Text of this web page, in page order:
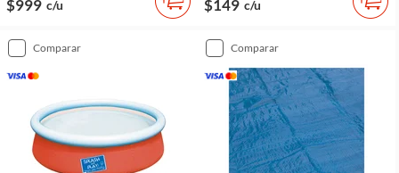
$999 c/u $149 c/u
comparar comparar